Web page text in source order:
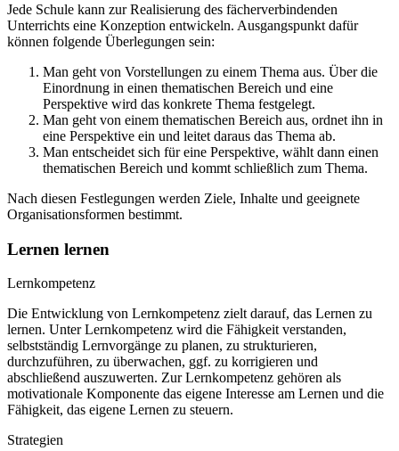
Jede Schule kann zur Realisierung des fächerverbindenden
Unterrichts eine Konzeption entwickeln. Ausgangspunkt dafür
können folgende Überlegungen sein:
Man geht von Vorstellungen zu einem Thema aus. Über die
Einordnung in einen thematischen Bereich und eine
Perspektive wird das konkrete Thema festgelegt.
Man geht von einem thematischen Bereich aus, ordnet ihn in
eine Perspektive ein und leitet daraus das Thema ab.
Man entscheidet sich für eine Perspektive, wählt dann einen
thematischen Bereich und kommt schließlich zum Thema.
Nach diesen Festlegungen werden Ziele, Inhalte und geeignete
Organisationsformen bestimmt.
Lernen lernen
Lernkompetenz
Die Entwicklung von Lernkompetenz zielt darauf, das Lernen zu
lernen. Unter Lernkompetenz wird die Fähigkeit verstanden,
selbstständig Lernvorgänge zu planen, zu strukturieren,
durchzuführen, zu überwachen, ggf. zu korrigieren und
abschließend auszuwerten. Zur Lernkompetenz gehören als
motivationale Komponente das eigene Interesse am Lernen und die
Fähigkeit, das eigene Lernen zu steuern.
Strategien